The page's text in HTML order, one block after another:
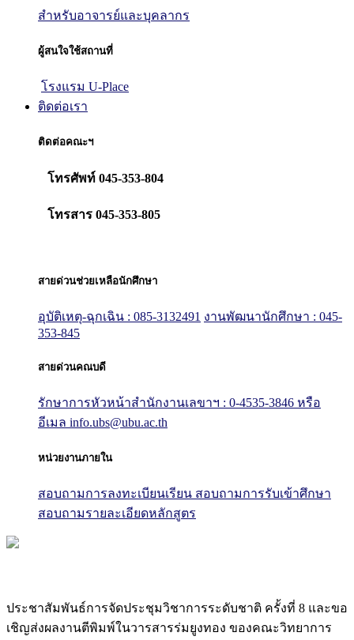
สำหรับอาจารย์และบุคลากร
ผู้สนใจใช้สถานที่
โรงแรม U-Place
ติดต่อเรา
ติดต่อคณะฯ
โทรศัพท์ 045-353-804
โทรสาร 045-353-805
สายด่วนช่วยเหลือนักศึกษา
อุบัติเหตุ-ฉุกเฉิน : 085-3132491 งานพัฒนานักศึกษา : 045-
353-845
สายด่วนคณบดี
รักษาการหัวหน้าสำนักงานเลขาฯ : 0-4535-3846 หรือ
อีเมล info.ubs@ubu.ac.th
หน่วยงานภายใน
สอบถามการลงทะเบียนเรียน สอบถามการรับเข้าศึกษา
สอบถามรายละเอียดหลักสูตร
ประชาสัมพันธ์การจัดประชุมวิชาการระดับชาติ ครั้งที่ 8 และขอ
เชิญส่งผลงานตีพิมพ์ในวารสารร่มยูงทอง ของคณะวิทยาการ